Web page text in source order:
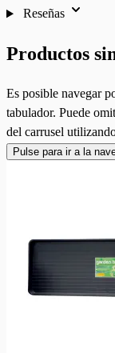
Reseñas
Productos
Es posible navegar
tabulador. Puede
del carrusel
Pulse para ir a la